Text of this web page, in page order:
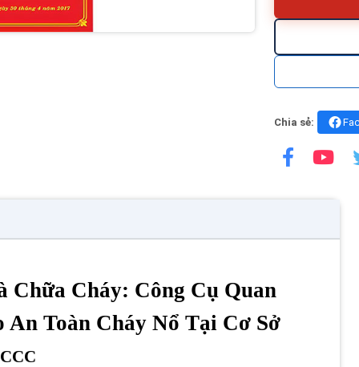
Chia sẻ:
Chữa Cháy: Công Cụ Quan
Toàn Cháy Nổ Tại Cơ Sở